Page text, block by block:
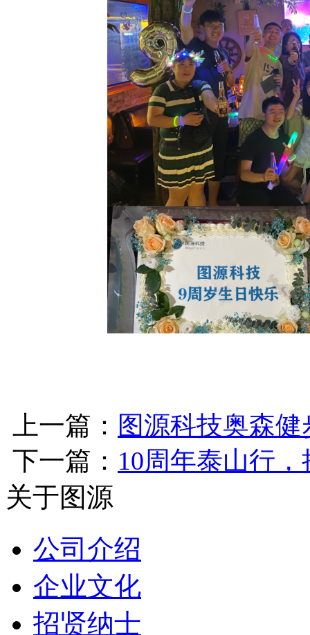
上一篇： 图源科技奥森健
下一篇： 10周年泰山行
关于图源
公司介绍
企业文化
招贤纳士